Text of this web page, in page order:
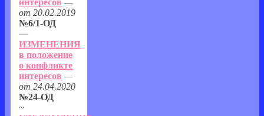
от 20.02.2019
№6/1-ОД
—
ИЗМЕНЕНИЯ
в положение
о конфликте
интересов —
от 24.04.2020
№24-ОД
~